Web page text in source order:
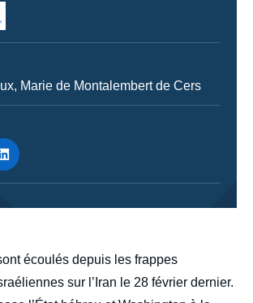
écoulés depuis les frappes
sur l’Iran le 28 février dernier.
Marie de Montalembert de Cers